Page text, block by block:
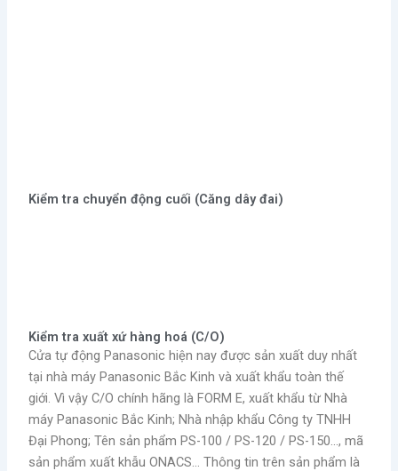
Kiểm tra chuyển động cuối (Căng dây đai)
Kiểm tra xuất xứ hàng hoá (C/O)
Cửa tự động Panasonic hiện nay được sản xuất duy nhất
tại nhà máy Panasonic Bắc Kinh và xuất khẩu toàn thế
giới. Vì vậy C/O chính hãng là FORM E, xuất khẩu từ Nhà
máy Panasonic Bắc Kinh; Nhà nhập khẩu Công ty TNHH
Đại Phong; Tên sản phẩm PS-100 / PS-120 / PS-150…, mã
sản phẩm xuất khẫu ONACS… Thông tin trên sản phẩm là